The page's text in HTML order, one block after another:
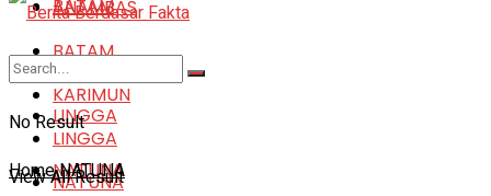
BATAM
KARIMUN
LINGGA
NATUNA
ANAMBAS
BATAM
KARIMUN
LINGGA
NATUNA
No Result
View All Result
HomeNATUNA